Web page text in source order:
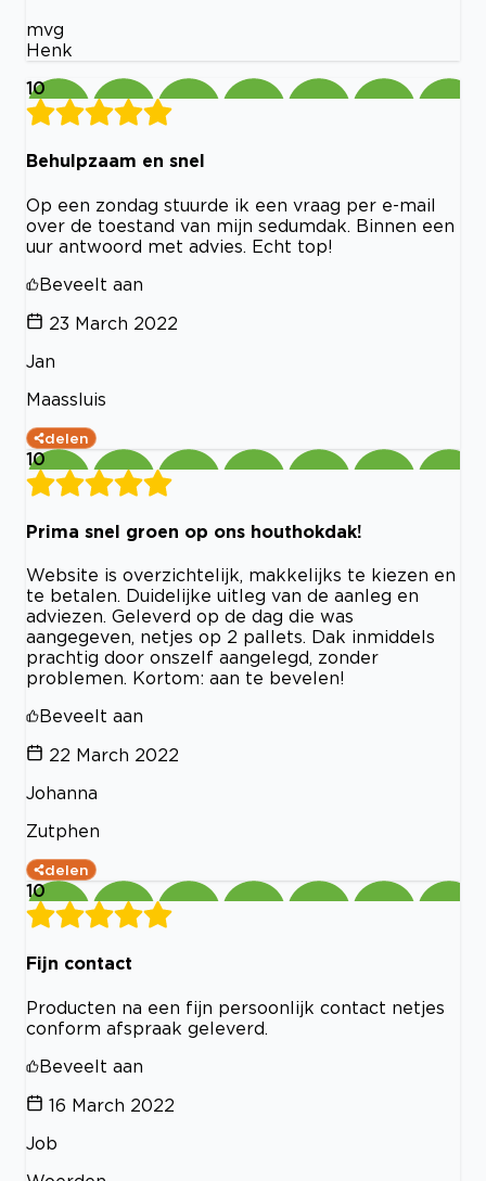
mvg
Henk
10
Behulpzaam en snel
Op een zondag stuurde ik een vraag per e-mail
over de toestand van mijn sedumdak. Binnen een
uur antwoord met advies. Echt top!
Beveelt aan
23 March 2022
Jan
Maassluis
delen
10
Prima snel groen op ons houthokdak!
Website is overzichtelijk, makkelijks te kiezen en
te betalen. Duidelijke uitleg van de aanleg en
adviezen. Geleverd op de dag die was
aangegeven, netjes op 2 pallets. Dak inmiddels
prachtig door onszelf aangelegd, zonder
problemen. Kortom: aan te bevelen!
Beveelt aan
22 March 2022
Johanna
Zutphen
delen
10
Fijn contact
Producten na een fijn persoonlijk contact netjes
conform afspraak geleverd.
Beveelt aan
16 March 2022
Job